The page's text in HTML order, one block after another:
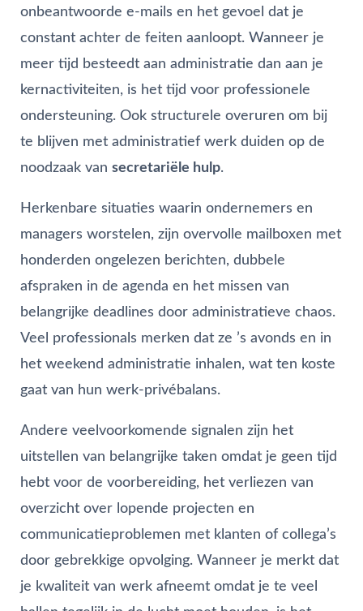
onbeantwoorde e-mails en het gevoel dat je
constant achter de feiten aanloopt. Wanneer je
meer tijd besteedt aan administratie dan aan je
kernactiviteiten, is het tijd voor professionele
ondersteuning. Ook structurele overuren om bij
te blijven met administratief werk duiden op de
noodzaak van secretariële hulp.
Herkenbare situaties waarin ondernemers en
managers worstelen, zijn overvolle mailboxen met
honderden ongelezen berichten, dubbele
afspraken in de agenda en het missen van
belangrijke deadlines door administratieve chaos.
Veel professionals merken dat ze ’s avonds en in
het weekend administratie inhalen, wat ten koste
gaat van hun werk-privébalans.
Andere veelvoorkomende signalen zijn het
uitstellen van belangrijke taken omdat je geen tijd
hebt voor de voorbereiding, het verliezen van
overzicht over lopende projecten en
communicatieproblemen met klanten of collega’s
door gebrekkige opvolging. Wanneer je merkt dat
je kwaliteit van werk afneemt omdat je te veel